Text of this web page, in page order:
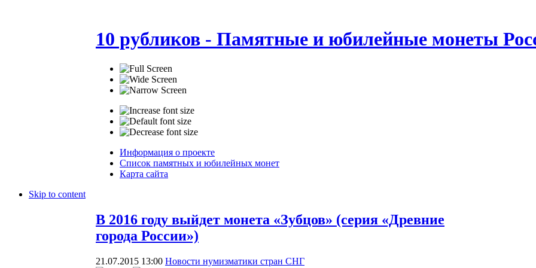
10 рубликов - Памятные и юбилейные монеты
Информация о проекте
Список памятных и юбилейных монет
Карта сайта
Skip to content
В 2016 году выйдет монета «Зубцов» (серия «Древние
города России»)
21.07.2015 13:00 Новости нумизматики стран СНГ